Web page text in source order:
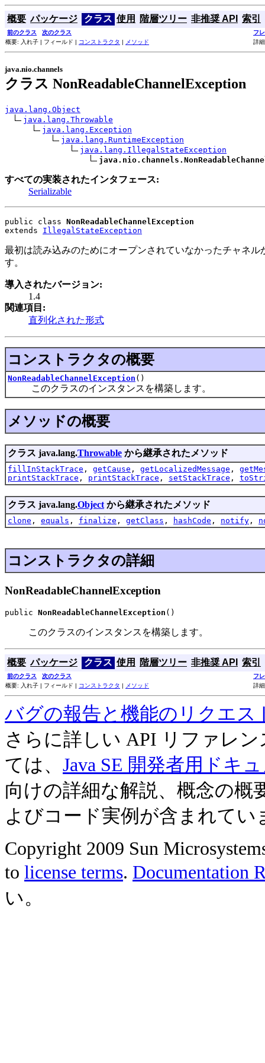
概要 パッケージ クラス 使用 階層ツリー 非推奨 API 索引
前のクラス 次のクラス
フ
概要: 入れ子 | フィールド | コンストラクタ | メソッド 詳
java.nio.channels
クラス NonReadableChannelException
java.lang.Object
java.lang.Throwable
java.lang.Exception
java.lang.RuntimeException
java.lang.IllegalStateException
すべての実装されたインタフェース:
Serializable
public class NonReadableChannelException
extends IllegalStateException
最初は読み込みのためにオープンされていなかったチャネ
す。
導入されたバージョン:
1.4
関連項目:
直列化された形式
コンストラクタの概要
NonReadableChannelException ()
このクラスのインスタンスを構築します。
メソッドの概要
クラス java.lang.Throwable から継承されたメソッド
fillInStackTrace , getCause , getLocalizedMessage ,
printStackTrace , printStackTrace , setStackTrace ,
クラス java.lang.Object から継承されたメソッド
clone , equals , finalize , getClass , hashCode , notify ,
コンストラクタの詳細
NonReadableChannelException
public NonReadableChannelException ()
このクラスのインスタンスを構築します。
概要 パッケージ クラス 使用 階層ツリー 非推奨 API 索引
前のクラス 次のクラス
フ
概要: 入れ子 | フィールド | コンストラクタ | メソッド 詳
バグの報告と機能のリクエス
さらに詳しい API リファレ
ては、 Java SE 開発者用ドキ
向けの詳細な解説、概念の概
よびコード実例が含まれてい
Copyright 2009 Sun
to license terms. Documentation
い。